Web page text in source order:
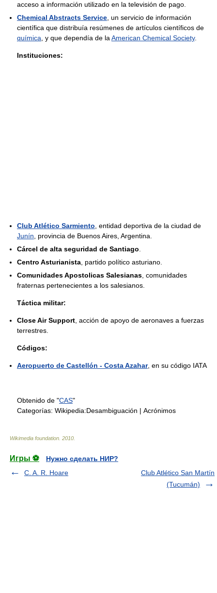
acceso a información utilizado en la televisión de pago.
Chemical Abstracts Service , un servicio de información
científica que distribuía resúmenes de artículos científicos de
química , y que dependía de la American Chemical Society.
Instituciones:
Club Atlético Sarmiento , entidad deportiva de la ciudad de
Junín , provincia de Buenos Aires, Argentina.
Cárcel de alta seguridad de Santiago
Centro Asturianista , partido político asturiano.
Comunidades Apostolicas Salesianas , comunidades
fraternas pertenecientes a los salesianos.
Táctica militar:
Close Air Support , acción de apoyo de aeronaves a fuerzas
terrestres.
Códigos:
Aeropuerto de Castellón - Costa Azahar, en su código IATA
Obtenido de "CAS"
Categorías: Wikipedia:Desambiguación | Acrónimos
Wikimedia foundation 2010
Игры ⚽
Нужно сделать НИР?
C. A. R. Hoare
Club Atlético San Martín
(Tucumán)